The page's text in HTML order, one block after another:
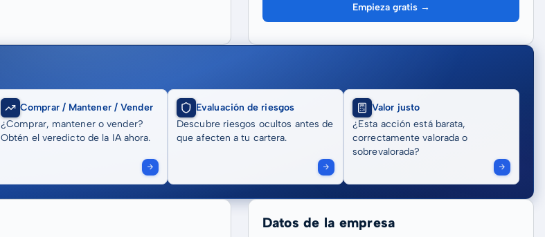
Empieza gratis →
Comprar / Mantener / Vender
¿Comprar, mantener o vender?
Obtén el veredicto de la IA ahora.
Evaluación de riesgos
Descubre riesgos ocultos antes de
que afecten a tu cartera.
Valor justo
¿Esta acción está barata,
correctamente valorada o
sobrevalorada?
Datos de la empresa